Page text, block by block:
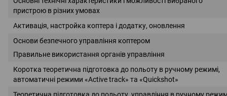
пристрою в різних умовах
Активація, настройка коптера і додатку, оновлення
Основи безпечного управління коптером
Правильне використання органів управління
Коротка теоретична підготовка до польоту в ручному режимі,
автоматичні режими «Active track» та «Quickshot»